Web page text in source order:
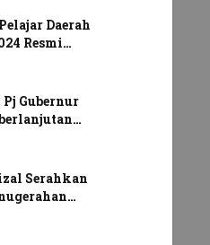
Daerah
Resmi…
Gubernur
Serahkan